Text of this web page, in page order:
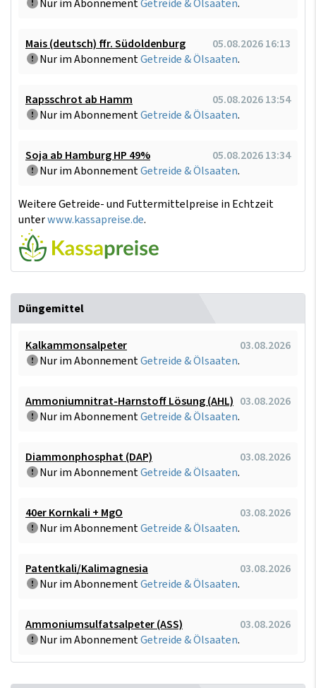
Nur im AbonnementGetreide & Ölsaaten.
Mais (deutsch) ffr. Südoldenburg
05.08.2026 16:13
Nur im AbonnementGetreide & Ölsaaten.
Rapsschrot ab Hamm
05.08.2026 13:54
Nur im AbonnementGetreide & Ölsaaten.
Soja ab Hamburg HP 49%
05.08.2026 13:34
Nur im AbonnementGetreide & Ölsaaten.
Weitere Getreide- und Futtermittelpreise in Echtzeit
unterwww.kassapreise.de.
Düngemittel
Kalkammonsalpeter
03.08.2026
Nur im AbonnementGetreide & Ölsaaten.
Ammoniumnitrat-Harnstoff Lösung (AHL) 03.08.2026
Nur im AbonnementGetreide & Ölsaaten.
Diammonphosphat (DAP)
03.08.2026
Nur im AbonnementGetreide & Ölsaaten.
40er Kornkali + MgO
03.08.2026
Nur im AbonnementGetreide & Ölsaaten.
Patentkali/Kalimagnesia
03.08.2026
Nur im AbonnementGetreide & Ölsaaten.
Ammoniumsulfatsalpeter (ASS)
03.08.2026
Nur im AbonnementGetreide & Ölsaaten.